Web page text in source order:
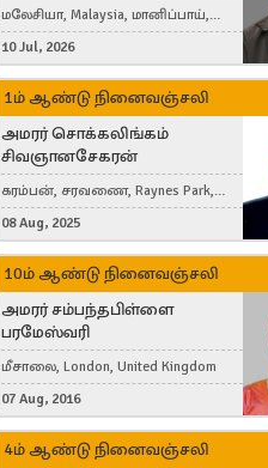
மலேசியா, Malaysia, மானிப்பாய்,
Duisburg, Germany, London, United
Kingdom
10 Jul, 2026
1ம் ஆண்டு நினைவஞ்சலி
அமரர் சொக்கலிங்கம்
சிவஞானசேகரன்
கரம்பன், சரவணை, Raynes Park,
London, United Kingdom
08 Aug, 2025
10ம் ஆண்டு நினைவஞ்சலி
அமரர் சம்பந்தபிள்ளை
பரமேஸ்வரி
மீசாலை, London, United Kingdom
07 Aug, 2016
4ம் ஆண்டு நினைவஞ்சலி